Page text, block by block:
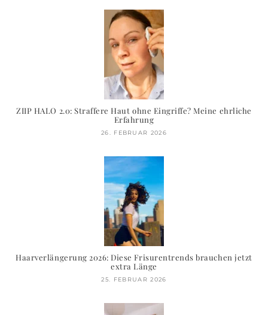
ZIIP HALO 2.0: Straffere Haut ohne Eingriffe? Meine ehrliche
Erfahrung
26. FEBRUAR 2026
Haarverlängerung 2026: Diese Frisurentrends brauchen jetzt
extra Länge
25. FEBRUAR 2026